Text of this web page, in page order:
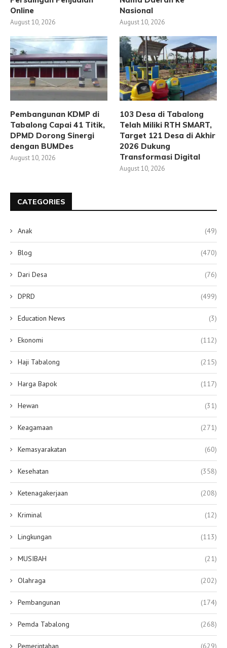
Online
August 10, 2026
Nasional
August 10, 2026
Pembangunan KDMP di
Tabalong Capai 41 Titik,
DPMD Dorong Sinergi
dengan BUMDes
August 10, 2026
103 Desa di Tabalong
Telah Miliki RTH SMART,
Target 121 Desa di Akhir
2026 Dukung
Transformasi Digital
August 10, 2026
CATEGORIES
Anak (49)
Blog (470)
Dari Desa (76)
DPRD (499)
Education News (3)
Ekonomi (112)
Haji Tabalong (215)
Harga Bapok (117)
Hewan (31)
Keagamaan (271)
Kemasyarakatan (60)
Kesehatan (358)
Ketenagakerjaan (208)
Kriminal (12)
Lingkungan (113)
MUSIBAH (21)
Olahraga (202)
Pembangunan (174)
Pemda Tabalong (268)